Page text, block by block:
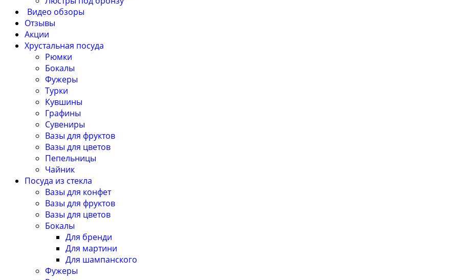
Видео обзоры
Отзывы
Акции
Хрустальная посуда
Рюмки
Бокалы
Фужеры
Турки
Кувшины
Графины
Сувениры
Вазы для фруктов
Вазы для цветов
Пепельницы
Чайник
Посуда из стекла
Вазы для конфет
Вазы для фруктов
Вазы для цветов
Бокалы
Для бренди
Для мартини
Для шампанского
Фужеры